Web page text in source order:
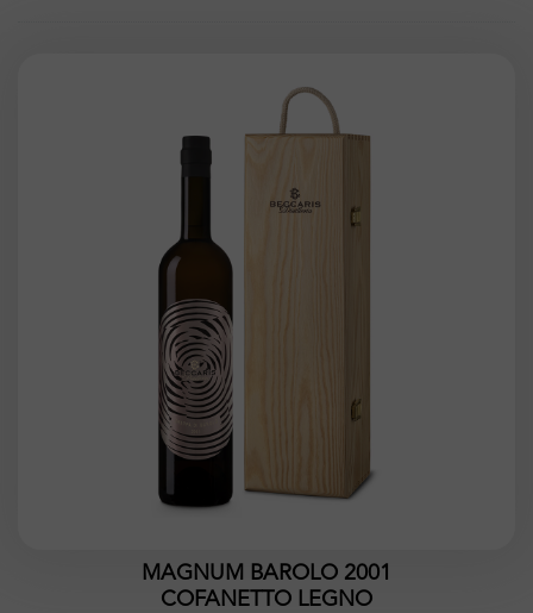
MAGNUM BAROLO 2001
COFANETTO LEGNO